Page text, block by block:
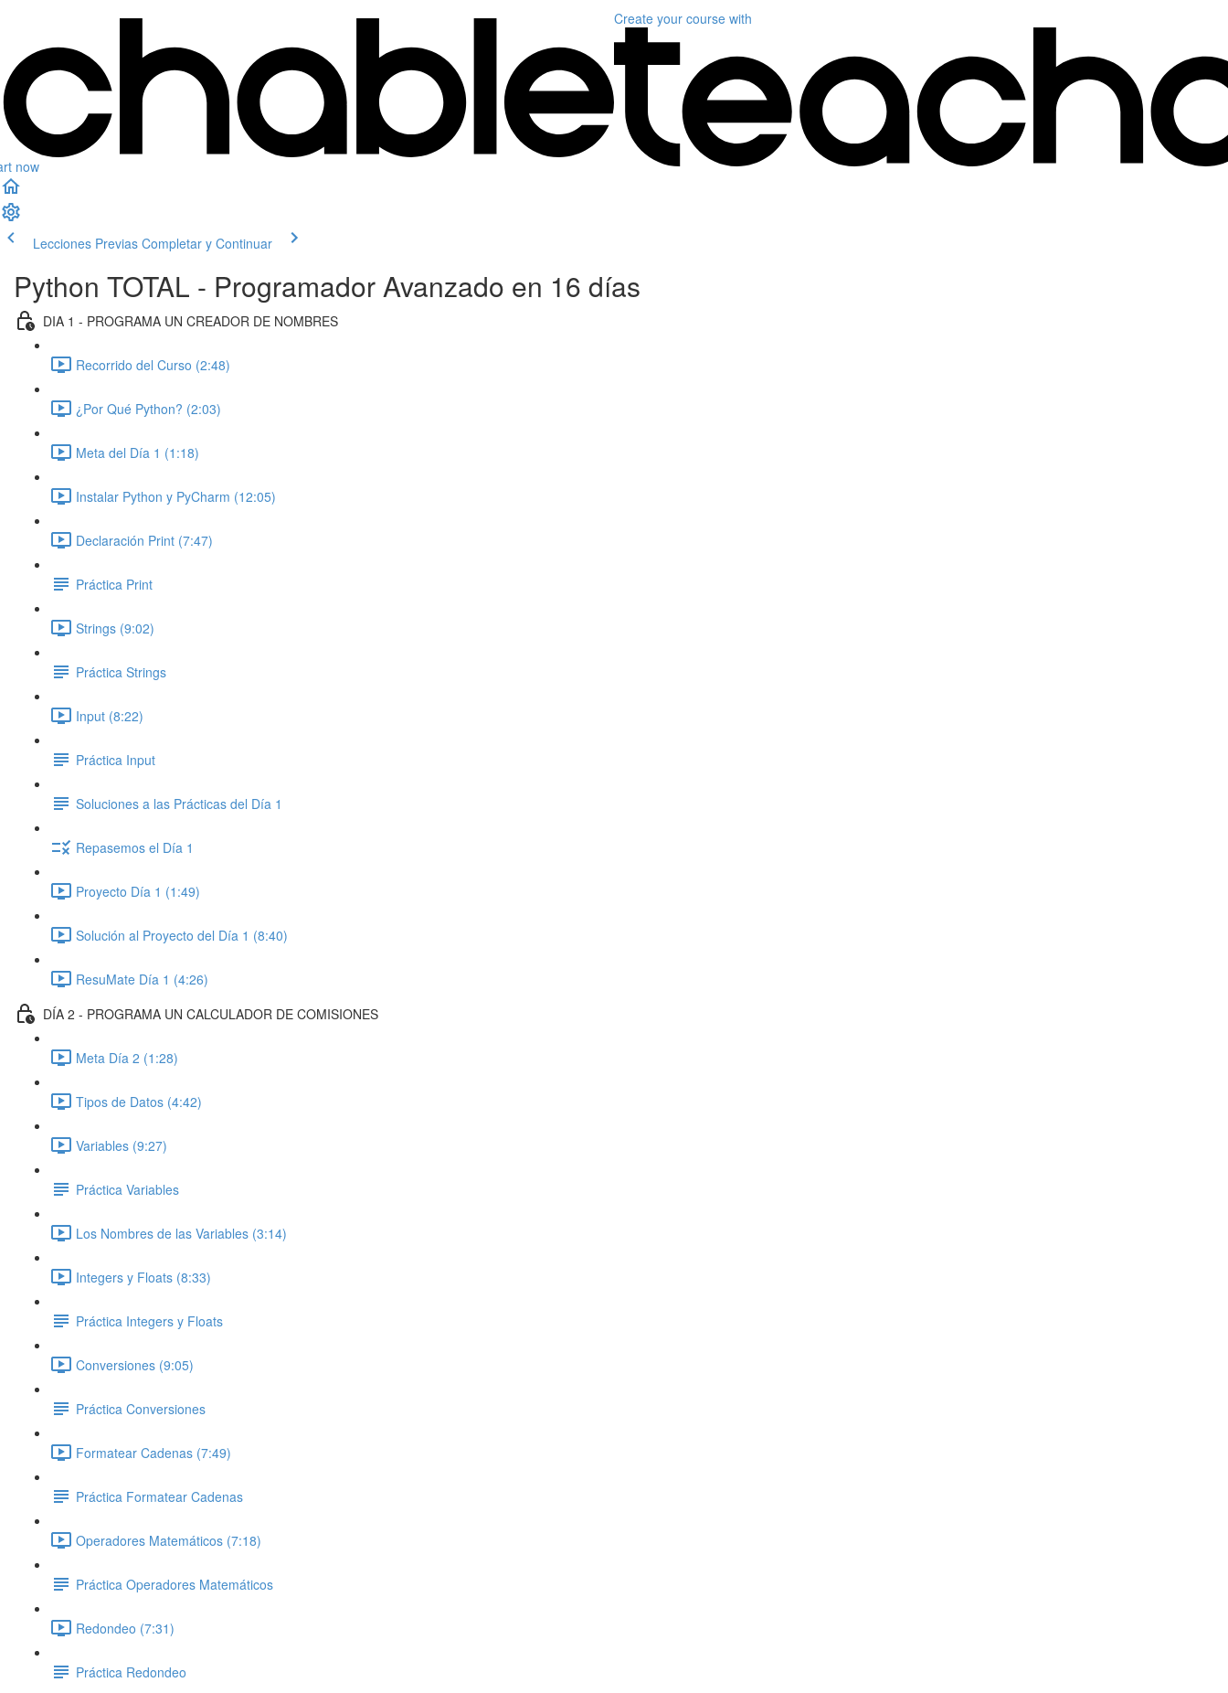
now
Create your course with
Lecciones Previas Completar y Continuar
Python TOTAL - Programador Avanzado en 16 días
DIA 1 - PROGRAMA UN CREADOR DE NOMBRES
Recorrido del Curso (2:48)
¿Por Qué Python? (2:03)
Meta del Día 1 (1:18)
Instalar Python y PyCharm (12:05)
Declaración Print (7:47)
Práctica Print
Strings (9:02)
Práctica Strings
Input (8:22)
Práctica Input
Soluciones a las Prácticas del Día 1
Repasemos el Día 1
Proyecto Día 1 (1:49)
Solución al Proyecto del Día 1 (8:40)
ResuMate Día 1 (4:26)
DÍA 2 - PROGRAMA UN CALCULADOR DE COMISIONES
Meta Día 2 (1:28)
Tipos de Datos (4:42)
Variables (9:27)
Práctica Variables
Los Nombres de las Variables (3:14)
Integers y Floats (8:33)
Práctica Integers y Floats
Conversiones (9:05)
Práctica Conversiones
Formatear Cadenas (7:49)
Práctica Formatear Cadenas
Operadores Matemáticos (7:18)
Práctica Operadores Matemáticos
Redondeo (7:31)
Práctica Redondeo